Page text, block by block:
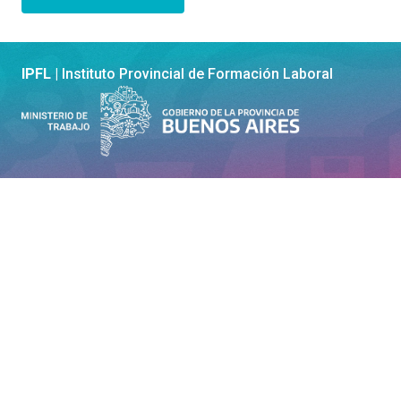
IPFL | Instituto Provincial de Formación Laboral